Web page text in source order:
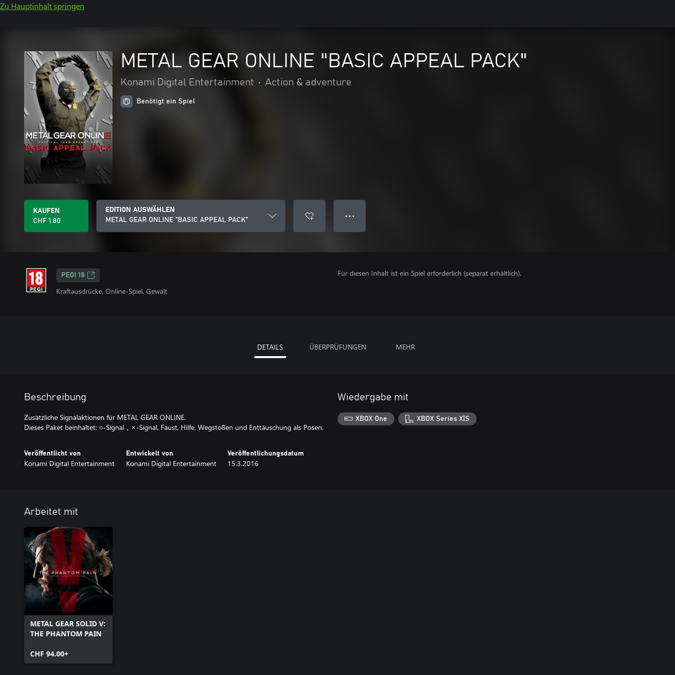
Zu Hauptinhalt springen
METAL GEAR ONLINE "BASIC APPEAL PACK"
Konami Digital Entertainment • Action & adventure
Benötigt ein Spiel
KAUFEN
CHF 1.80
EDITION AUSWÄHLEN
METAL GEAR ONLINE "BASIC APPEAL PACK"
● ● ●
PEGI 18
Kraftausdrücke, Online-Spiel, Gewalt
Für diesen Inhalt ist ein Spiel erforderlich (separat erhältlich).
DETAILS ÜBERPRÜFUNGEN MEHR
Beschreibung
Zusätzliche Signalaktionen für METAL GEAR ONLINE.
Dieses Paket beinhaltet: ○-Signal，×-Signal, Faust, Hilfe, Wegstoßen und Enttäuschung als Posen.
Veröffentlicht von
Konami Digital Entertainment
Entwickelt von
Konami Digital Entertainment
Veröffentlichungsdatum
15.3.2016
Wiedergabe mit
XBOX One XBOX Series X|S
Arbeitet mit
METAL GEAR SOLID V:
THE PHANTOM PAIN
CHF 94.00+